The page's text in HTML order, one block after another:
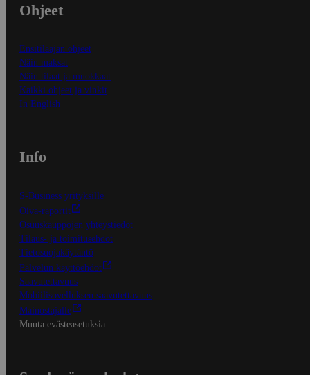
Ohjeet
Ensitilaajan ohjeet
Näin maksat
Näin tilaat ja muokkaat
Kaikki ohjeet ja vinkit
In English
Info
S-Business yrityksille
Oiva-raportit
Osuuskauppojen yhteystiedot
Tilaus- ja toimitusehdot
Tietosuojakäytäntö
Palvelun käyttöehdot
Saavutettavuus
Mobiilisovelluksen saavutettavuus
Mainostajalle
Muuta evästeasetuksia